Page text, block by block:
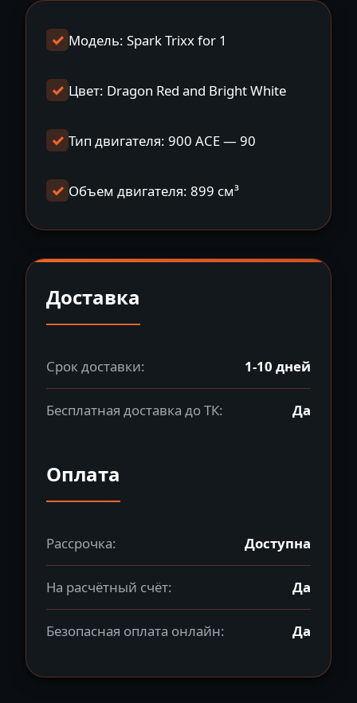
Модель: Spark Trixx for 1
Цвет: Dragon Red and Bright White
Тип двигателя: 900 ACE — 90
Объем двигателя: 899 см³
Доставка
Срок доставки: 1-10 дней
Бесплатная доставка до ТК: Да
Оплата
Рассрочка: Доступна
На расчётный счёт: Да
Безопасная оплата онлайн: Да